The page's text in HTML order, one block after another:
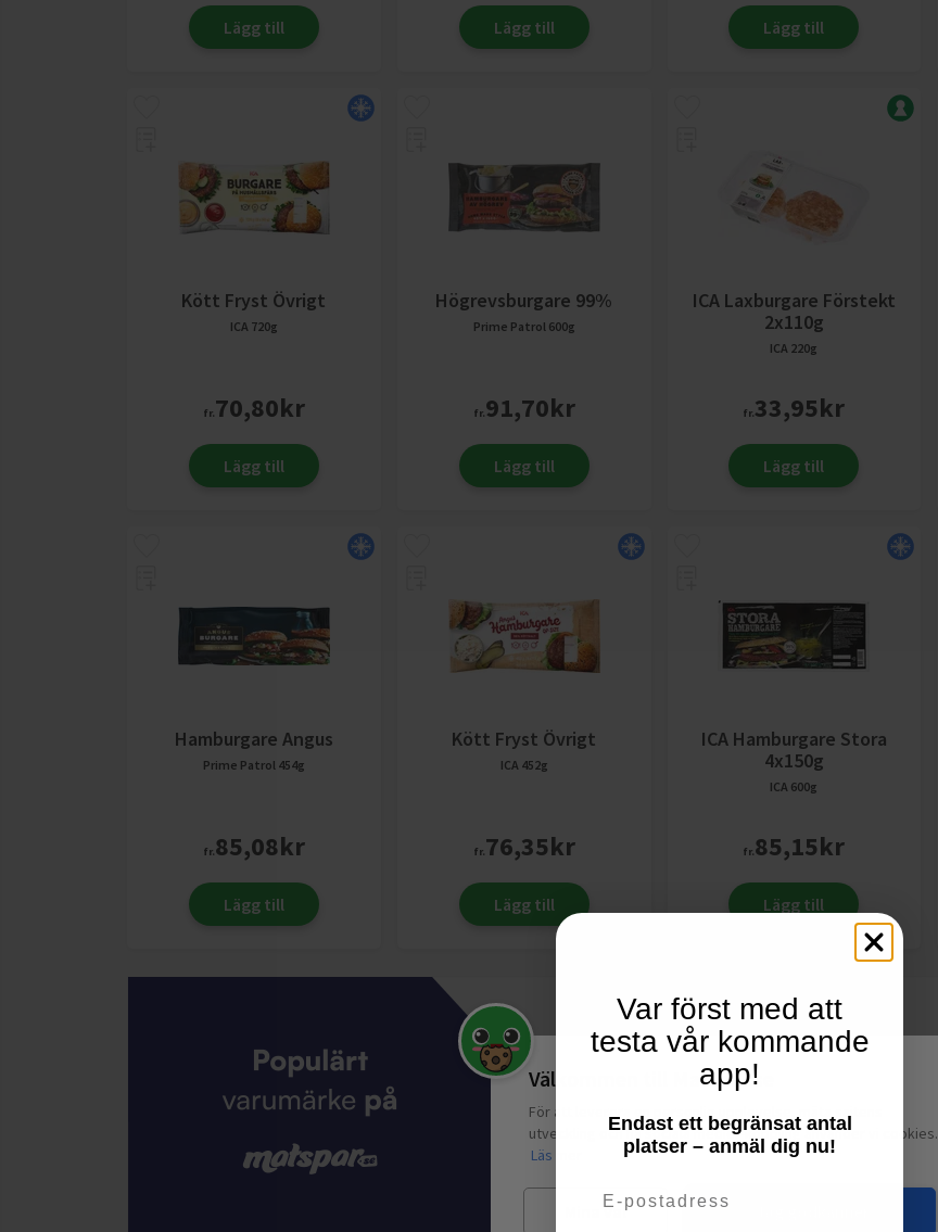
Lägg till Lägg till Lägg till
Kött Fryst Övrigt
ICA 720g
fr.70,80kr
Lägg till
Högrevsburgare 99%
Prime Patrol 600g
fr.91,70kr
Lägg till
ICA Laxburgare Förstekt
2x110g
ICA 220g
fr.33,95kr
Lägg till
Hamburgare Angus
Prime Patrol 454g
fr.85,08kr
Lägg till
Kött Fryst Övrigt
ICA 452g
fr.76,35kr
Lägg till
ICA Hamburgare Stora
4x150g
ICA 600g
fr.85,15kr
Lägg till
Välkommen till Matspar.se
För att leverera en personlig upplevelse, mäta sajtens
utveckling och ha sociala medier-koppling använder vi cookies.
Läs mer
Mina val
Var först med att
testa vår kommande
app!
Endast ett begränsat antal
platser – anmäl dig nu!